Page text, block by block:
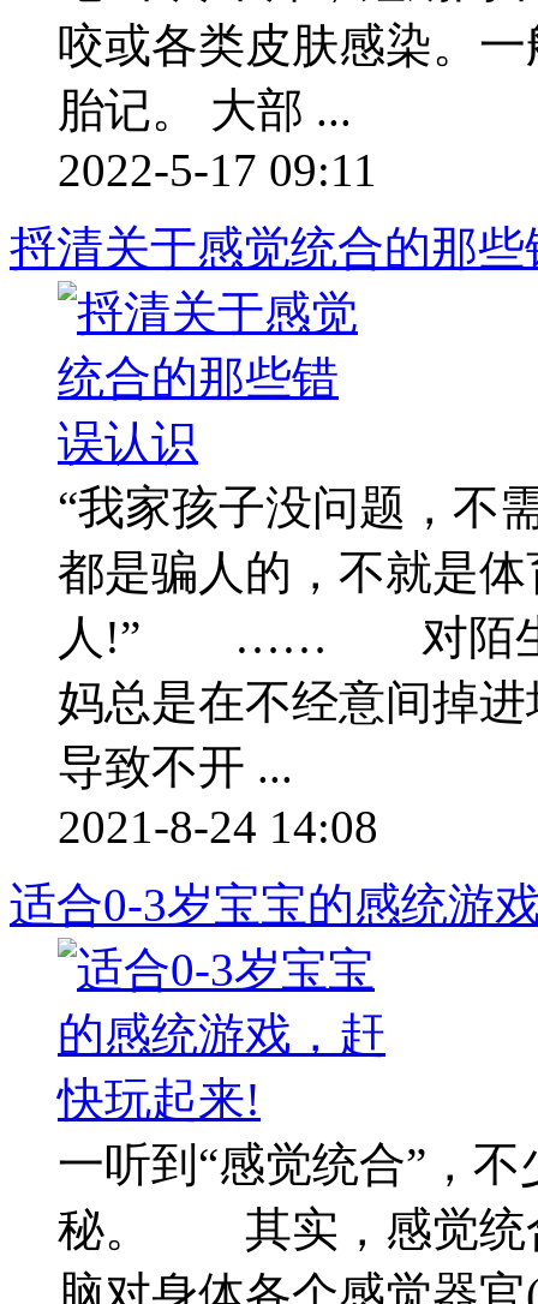
咬或各类皮肤感染。
胎记。 大部 ...
2022-5-17 09:11
捋清关于感觉统合的那
“我家孩子没问题，
都是骗人的，不就是
人!” …… 对陌生而
妈总是在不经意间掉
导致不开 ...
2021-8-24 14:08
适合0-3岁宝宝的感统游
一听到“感觉统合”，
秘。 其实，感觉统
脑对身体各个感觉器